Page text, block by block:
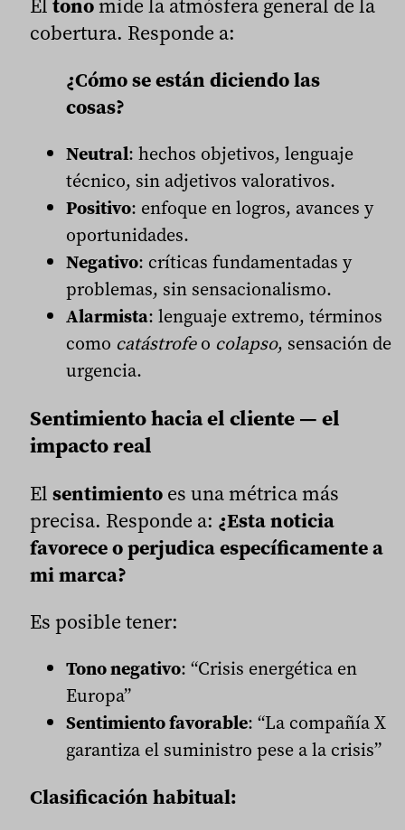
cobertura. Responde a:
¿Cómo se están diciendo las
cosas?
Neutral: hechos objetivos, lenguaje
técnico, sin adjetivos valorativos.
Positivo: enfoque en logros, avances y
oportunidades.
Negativo: críticas fundamentadas y
problemas, sin sensacionalismo.
Alarmista: lenguaje extremo, términos
como catástrofeo colapso, sensación de
urgencia.
Sentimiento hacia el cliente — el
impacto real
El sentimiento es una métrica más
precisa. Responde a: ¿Esta noticia
favorece o perjudica específicamente a
mi marca?
Es posible tener:
Tono negativo: “Crisis energética en
Europa”
Sentimiento favorable: “La compañía X
garantiza el suministro pese a la crisis”
Clasificación habitual: